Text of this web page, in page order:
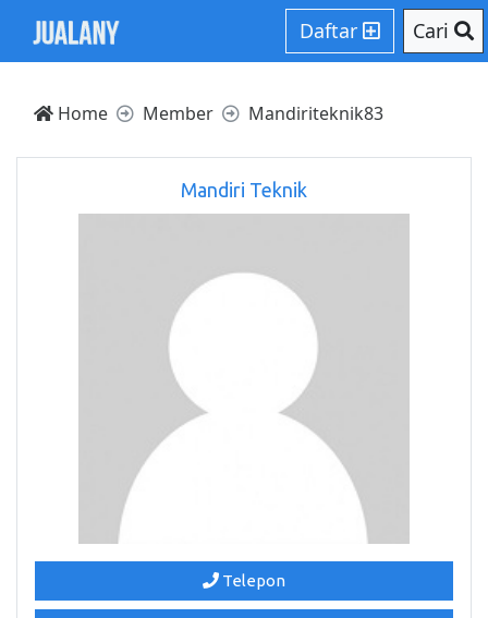
Daftar Cari
Home Member Mandiriteknik83
Mandiri Teknik
Telepon